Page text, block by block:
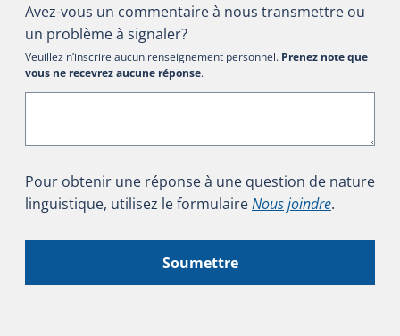
Avez-vous un commentaire à nous transmettre ou
un problème à signaler?
Veuillez n’inscrire aucun renseignement personnel. Prenez note que
vous ne recevrez aucune réponse.
Pour obtenir une réponse à une question de nature
linguistique, utilisez le formulaireNous joindre.
Soumettre